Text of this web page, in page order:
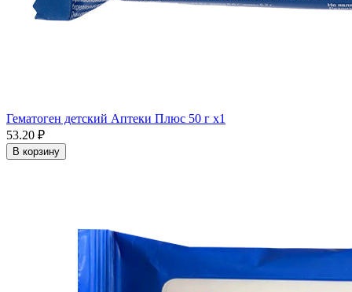
Гематоген детский Аптеки Плюс 50 г x1
53.20 ₽
В корзину